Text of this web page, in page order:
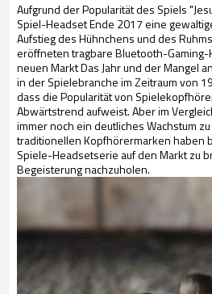
Aufgrund der Popularität des Spiels
Spiel-Headset Ende 2017 eine
Aufstieg des Hühnchens und des
eröffneten tragbare Bluetooth-Gaming-
neuen Markt Das Jahr und der Mangel
in der Spielebranche im Zeitraum von
dass die Popularität von
Abwärtstrend aufweist. Aber im
immer noch ein deutliches Wachstum
traditionellen Kopfhörermarken haben
Spiele-Headsetserie auf den Markt zu
Begeisterung nachzuholen.